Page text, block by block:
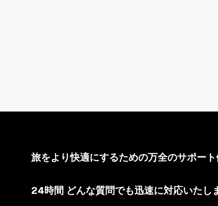
旅をより快適にするための万全のサポート
24時間 どんな質問でも迅速に対応いたし